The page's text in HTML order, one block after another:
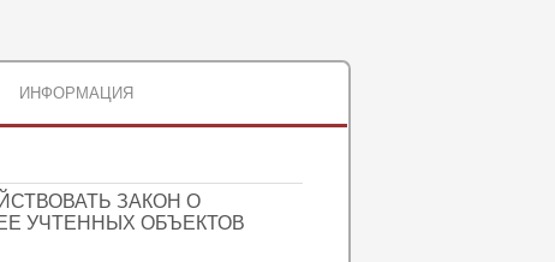
ИНФОРМАЦИЯ
ЗАКОН О
УЧТЕННЫХ ОБЪЕКТОВ